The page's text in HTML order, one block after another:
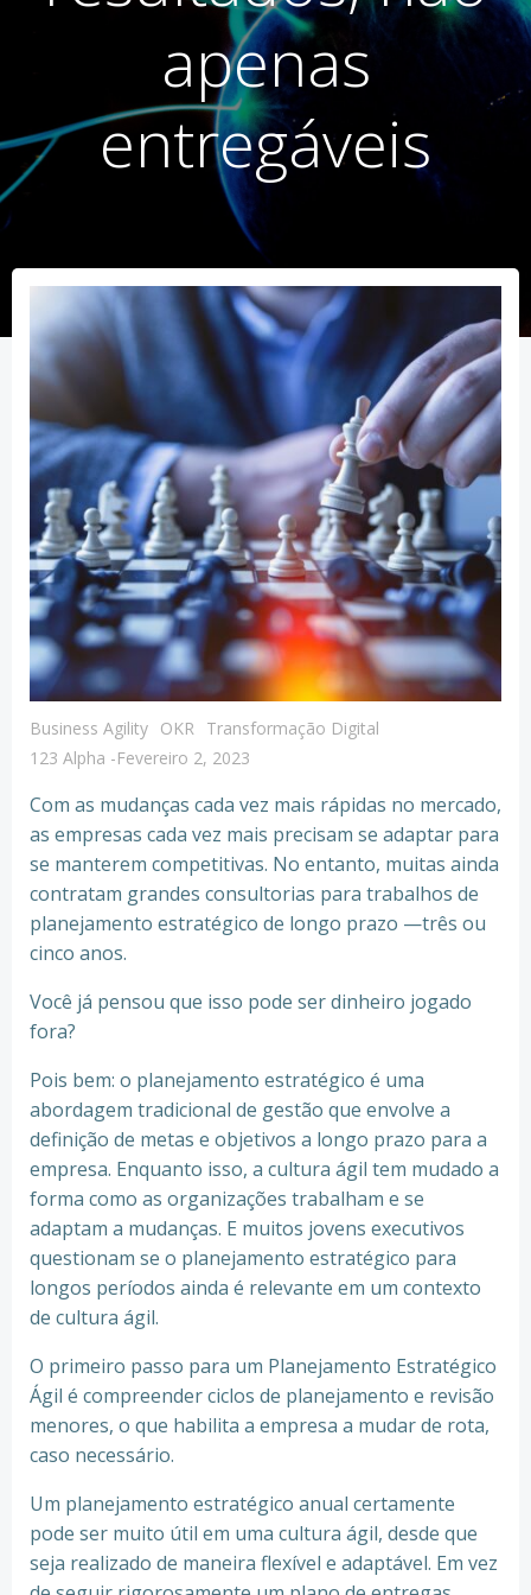
apenas
entregáveis
Business Agility OKR Transformação Digital
123 Alpha -Fevereiro 2, 2023
Com as mudanças cada vez mais rápidas no mercado,
as empresas cada vez mais precisam se adaptar para
se manterem competitivas. No entanto, muitas ainda
contratam grandes consultorias para trabalhos de
planejamento estratégico de longo prazo —três ou
cinco anos.
Você já pensou que isso pode ser dinheiro jogado
fora?
Pois bem: o planejamento estratégico é uma
abordagem tradicional de gestão que envolve a
definição de metas e objetivos a longo prazo para a
empresa. Enquanto isso, a cultura ágil tem mudado a
forma como as organizações trabalham e se
adaptam a mudanças. E muitos jovens executivos
questionam se o planejamento estratégico para
longos períodos ainda é relevante em um contexto
de cultura ágil.
O primeiro passo para um Planejamento Estratégico
Ágil é compreender ciclos de planejamento e revisão
menores, o que habilita a empresa a mudar de rota,
caso necessário.
Um planejamento estratégico anual certamente
pode ser muito útil em uma cultura ágil, desde que
seja realizado de maneira flexível e adaptável. Em vez